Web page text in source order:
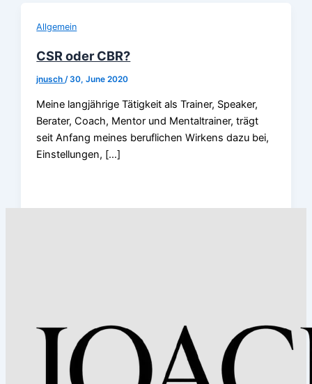
Allgemein
CSR oder CBR?
jnusch/30, June 2020
Meine langjährige Tätigkeit als Trainer, Speaker,
Berater, Coach, Mentor und Mentaltrainer, trägt
seit Anfang meines beruflichen Wirkens dazu bei,
Einstellungen, […]